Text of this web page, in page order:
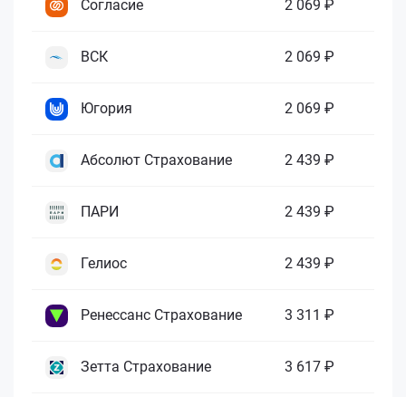
Согласие 2 069 ₽
ВСК 2 069 ₽
Югория 2 069 ₽
Абсолют Страхование 2 439 ₽
ПАРИ 2 439 ₽
Гелиос 2 439 ₽
Ренессанс Страхование 3 311 ₽
Зетта Страхование 3 617 ₽